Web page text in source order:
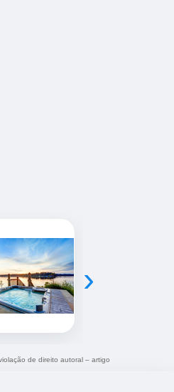
›
de direito autoral – artigo